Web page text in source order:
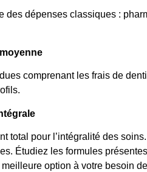
des dépenses classiques :
comprenant les frais de
total pour l’intégralité des
Étudiez les formules
option à votre besoin